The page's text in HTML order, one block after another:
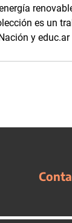
es un
y educ.ar